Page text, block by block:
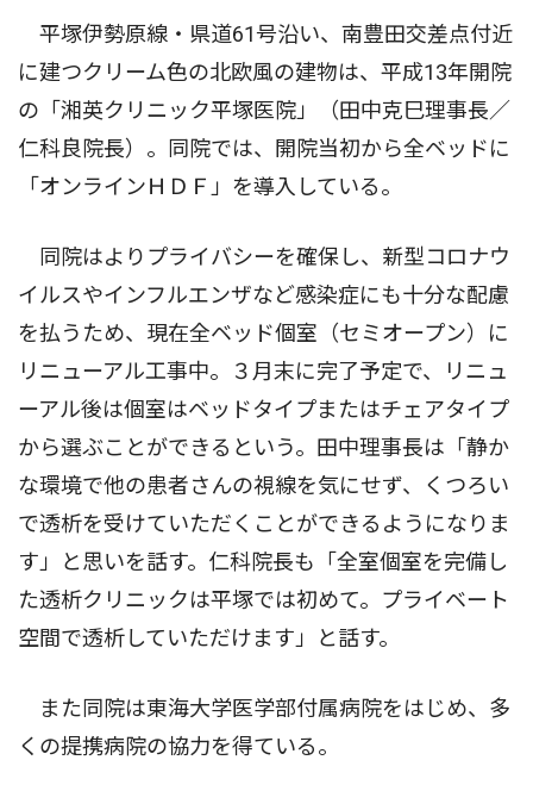
平塚伊勢原線・県道61号沿い、南豊田交差点付近
に建つクリーム色の北欧風の建物は、平成13年開院
の「湘英クリニック平塚医院」（田中克巳理事長／
仁科良院長）。同院では、開院当初から全ベッドに
「オンラインＨＤＦ」を導入している。
同院はよりプライバシーを確保し、新型コロナウ
イルスやインフルエンザなど感染症にも十分な配慮
を払うため、現在全ベッド個室（セミオープン）に
リニューアル工事中。３月末に完了予定で、リニュ
ーアル後は個室はベッドタイプまたはチェアタイプ
から選ぶことができるという。田中理事長は「静か
な環境で他の患者さんの視線を気にせず、くつろい
で透析を受けていただくことができるようになりま
す」と思いを話す。仁科院長も「全室個室を完備し
た透析クリニックは平塚では初めて。プライベート
空間で透析していただけます」と話す。
また同院は東海大学医学部付属病院をはじめ、多
くの提携病院の協力を得ている。